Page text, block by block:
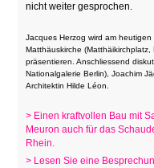
nicht weiter gesprochen.
Jacques Herzog wird am
Matthäuskirche
präsentieren. Anschliessend
Nationalgalerie Berlin), Joachim
Architektin Hilde Léon.
> Einen kraftvollen Bau mit
Meuron auch für das
Rhein.
> Lesen Sie eine